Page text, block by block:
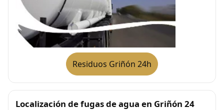
Residuos Griñón 24h
Localización de fugas de agua en Griñón 24